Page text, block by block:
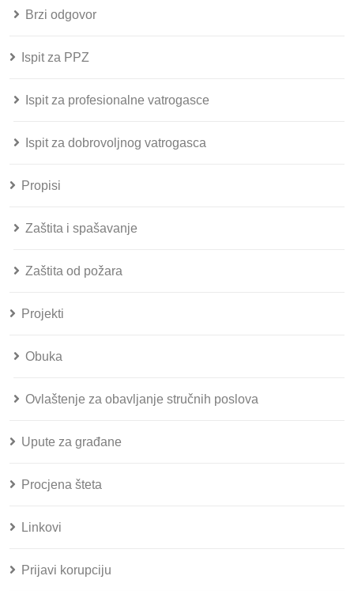
Brzi odgovor
Ispit za PPZ
Ispit za profesionalne vatrogasce
Ispit za dobrovoljnog vatrogasca
Propisi
Zaštita i spašavanje
Zaštita od požara
Projekti
Obuka
Ovlaštenje za obavljanje stručnih poslova
Upute za građane
Procjena šteta
Linkovi
Prijavi korupciju